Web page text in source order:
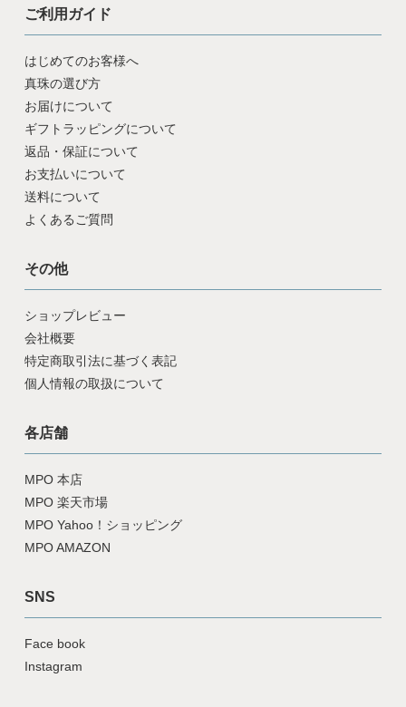
ご利用ガイド
はじめてのお客様へ
真珠の選び方
お届けについて
ギフトラッピングについて
返品・保証について
お支払いについて
送料について
よくあるご質問
その他
ショップレビュー
会社概要
特定商取引法に基づく表記
個人情報の取扱について
各店舗
MPO 本店
MPO 楽天市場
MPO Yahoo！ショッピング
MPO AMAZON
SNS
Face book
Instagram